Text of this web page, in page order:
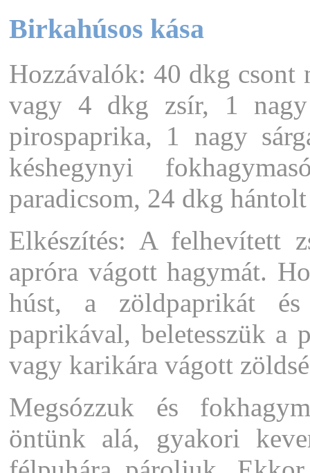
Birkahúsos kása
Hozzávalók: 40 dkg
vagy 4 dkg zsír, 1 nagy
pirospaprika, 1 nagy
késhegynyi
paradicsom, 24 dkg
Elkészítés: A felhevített
apróra vágott hagymát.
húst, a zöldpaprikát
paprikával, beletesszük a
vagy karikára vágott
Megsózzuk és
öntünk alá, gyakori